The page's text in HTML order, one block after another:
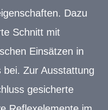
Dazu
Schnitt mit
Einsätzen in
bei. Zur Ausstattung
gesicherte